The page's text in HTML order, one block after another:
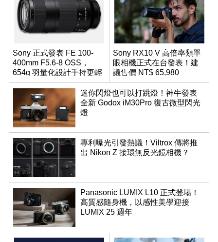
Sony 正式發表 FE 100-
400mm F5.6-8 OSS，
654g 羽量化設計手持更輕
鬆
Sony RX10 V 高倍率類單
眼相機正式在台發表！建
議售價 NT$ 65,980
迷你閃燈也可以打跳燈！神牛發表
全新 Godox iM30Pro 復古微型閃光
燈
專利曝光引發熱議！Viltrox 傳將推
出 Nikon Z 接環無反光鏡相機？
Panasonic LUMIX L10 正式登場！
高質感隨身機，以感性美學迎接
LUMIX 25 週年